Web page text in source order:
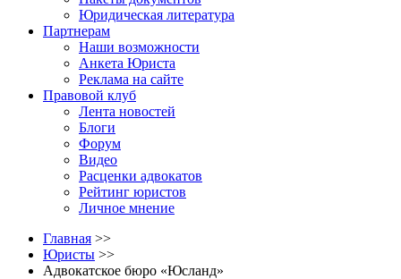
Юридическая литература
Партнерам
Наши возможности
Анкета Юриста
Реклама на сайте
Правовой клуб
Лента новостей
Блоги
Форум
Видео
Расценки адвокатов
Рейтинг юристов
Личное мнение
Главная >>
Юристы >>
Адвокатское бюро «Юсланд»